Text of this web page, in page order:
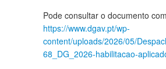
Pode consultar o documento
https://www.dgav.pt/wp-
content/uploads/2026/05/
68_DG_2026-habilitacao-